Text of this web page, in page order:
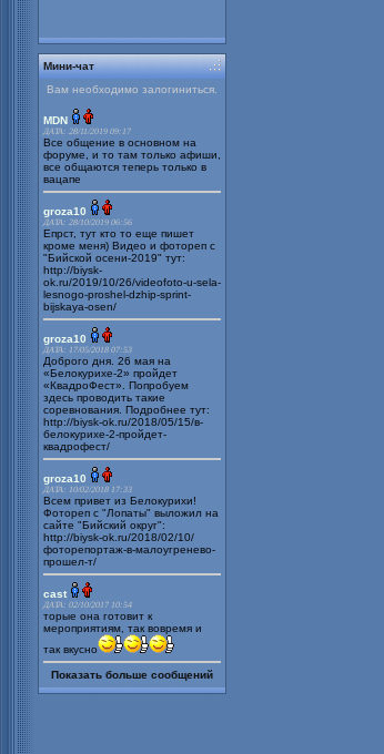
Мини-чат
Вам необходимо залогиниться.
MDN
ДАТА: 28/11/2019 09:17
Все общение в основном на
форуме, и то там только афиши,
все общаются теперь только в
вацапе
groza10
ДАТА: 28/10/2019 06:56
Епрст, тут кто то еще пишет
кроме меня) Видео и фотореп с
"Бийской осени-2019" тут:
http://biysk-
ok.ru/2019/10/26/videofoto-u-sela-
lesnogo-proshel-dzhip-sprint-
bijskaya-osen/
groza10
ДАТА: 17/05/2018 07:53
Доброго дня. 26 мая на
«Белокурихе-2» пройдет
«КвадроФест». Попробуем
здесь проводить такие
соревнования. Подробнее тут:
http://biysk-ok.ru/2018/05/15/в-
белокурихе-2-пройдет-
квадрофест/
groza10
ДАТА: 10/02/2018 17:33
Всем привет из Белокурихи!
Фотореп с "Лопаты" выложил на
сайте "Бийский округ":
http://biysk-ok.ru/2018/02/10/
фоторепортаж-в-малоугренево-
прошел-т/
cast
ДАТА: 02/10/2017 10:54
торые она готовит к
мероприятиям, так вовремя и
так вкусно
Показать больше сообщений